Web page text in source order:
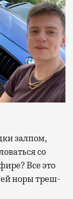
со
Все это
норы треш-